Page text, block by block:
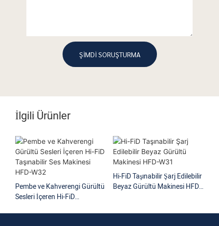
ŞIMDI SORUŞTURMA
İlgili Ürünler
Pembe ve Kahverengi Gürültü
Sesleri İçeren Hi-FiD
Hi-FiD Taşınabilir Şarj Edilebilir
Beyaz Gürültü Makinesi HFD-